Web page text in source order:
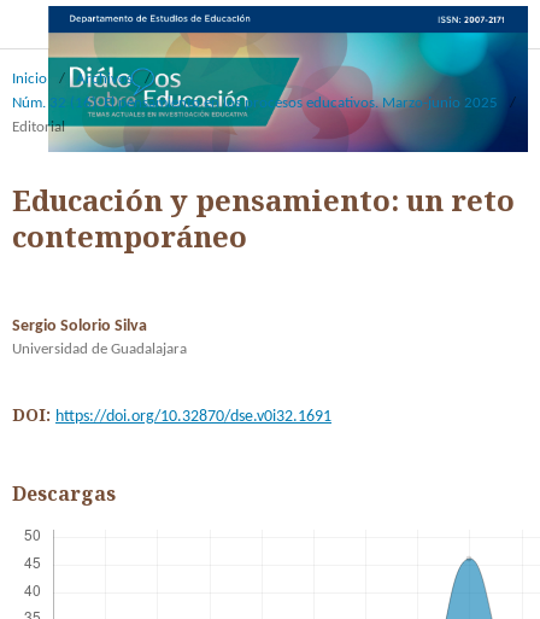
Inicio / Archivos
/
Núm. 32 (16): El pensamiento en los procesos educativos. Marzo-junio 2025
/
Editorial
Educación y pensamiento: un reto
contemporáneo
Sergio Solorio Silva
Universidad de Guadalajara
DOI: https://doi.org/10.32870/dse.v0i32.1691
Descargas